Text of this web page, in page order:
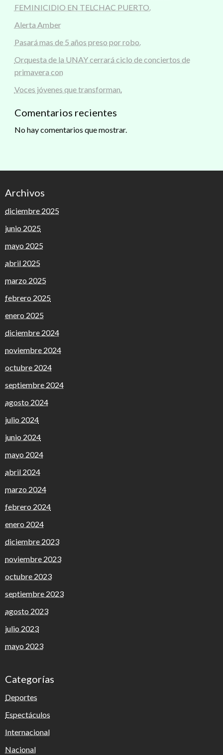
FEMINICIDIO EN TELCHAC PUERTO.
Alerta Amber
Pasará mas de 5 años preso por robo.
Orquesta de la UNAY cerrará ciclo de conciertos de
primavera con
Voces jóvenes que transforman.
Comentarios recientes
No hay comentarios que mostrar.
Archivos
diciembre 2025
junio 2025
mayo 2025
abril 2025
marzo 2025
febrero 2025
enero 2025
diciembre 2024
noviembre 2024
octubre 2024
septiembre 2024
agosto 2024
julio 2024
junio 2024
mayo 2024
abril 2024
marzo 2024
febrero 2024
enero 2024
diciembre 2023
noviembre 2023
octubre 2023
septiembre 2023
agosto 2023
julio 2023
mayo 2023
Categorías
Deportes
Espectáculos
Internacional
Nacional